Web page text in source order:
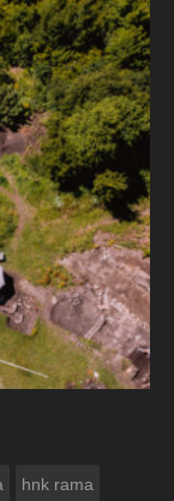
hnk rama